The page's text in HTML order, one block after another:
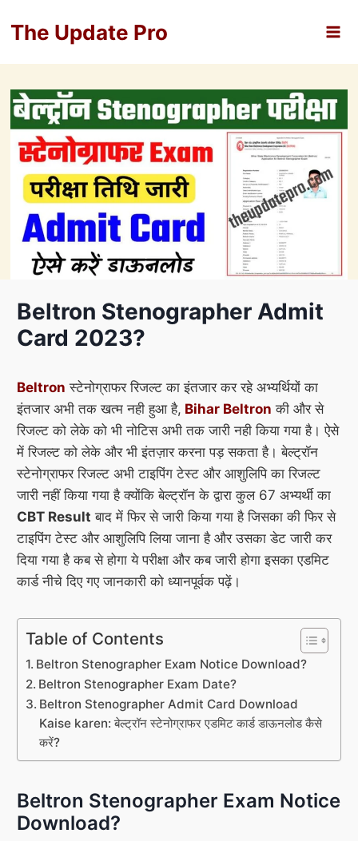
toThe Update Pro
Beltron Stenographer Admit
Card 2023?
Beltron स्टेनोग्राफर रिजल्ट का इंतजार कर रहे अभ्यर्थियों का
इंतजार अभी तक खत्म नही हुआ है, Bihar Beltron की और से
रिजल्ट को लेके को भी नोटिस अभी तक जारी नही किया गया है। ऐसे
में रिजल्ट को लेके और भी इंतज़ार करना पड़ सकता है। बेल्ट्रॉन
स्टेनोग्राफर रिजल्ट अभी टाइपिंग टेस्ट और आशुलिपि का रिजल्ट
जारी नहीं किया गया है क्योंकि बेल्ट्रॉन के द्वारा कुल 67 अभ्यर्थी का
CBT Result बाद में फिर से जारी किया गया है जिसका की फिर से
टाइपिंग टेस्ट और आशुलिपि लिया जाना है और उसका डेट जारी कर
दिया गया है कब से होगा ये परीक्षा और कब जारी होगा इसका एडमिट
कार्ड नीचे दिए गए जानकारी को ध्यानपूर्वक पढ़ें।
Table of Contents
Beltron Stenographer Exam Notice Download?
Beltron Stenographer Exam Date?
Beltron Stenographer Admit Card Download
Kaise karen: बेल्ट्रॉन स्टेनोग्राफर एडमिट कार्ड डाऊनलोड कैसे
करें?
Beltron Stenographer Exam Notice
Download?